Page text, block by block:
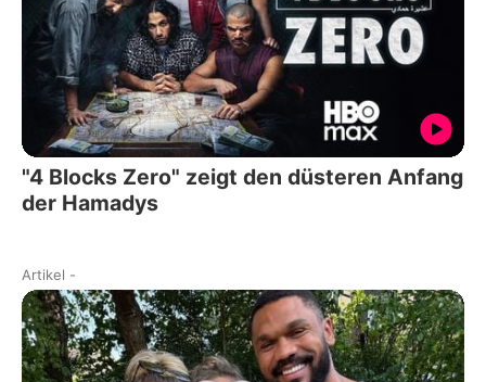
"4 Blocks Zero" zeigt den düsteren Anfang
der Hamadys
Artikel -